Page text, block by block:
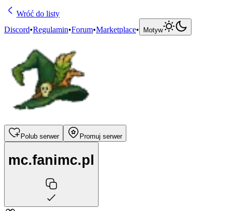
Wróć do listy
Discord•Regulamin•Forum•Marketplace• Motyw
Polub serwer Promuj serwer
mc.fanimc.pl